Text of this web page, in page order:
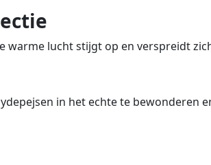
lucht stijgt op en verspreidt
in het echte te bewonderen